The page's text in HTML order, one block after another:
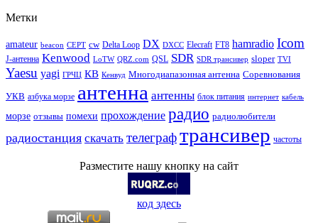
Метки
amateur beacon CEPT cw Delta Loop DX DXCC Elecraft FT8 hamradio Icom
J-антенна Kenwood LoTW QRZ.com QSL SDR SDR трансивер sloper TVI
Yaesu yagi ГРЧЦ КВ Кенвуд Многодиапазонная антенна Соревнования
УКВ азбука морзе антенна антенны блок питания интернет кабель
морзе отзывы помехи прохождение радио радиолюбители
радиостанция скачать телеграфтрансивер частоты
Разместите нашу кнопку на сайт
код здесь